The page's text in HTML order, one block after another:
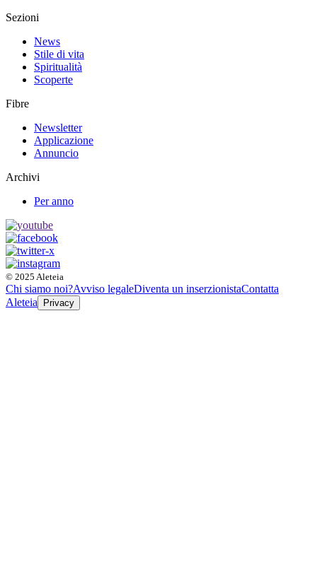
Sezioni
News
Stile di vita
Spiritualità
Scoperte
Fibre
Newsletter
Applicazione
Annuncio
Archivi
Per anno
© 2025 Aleteia
Chi siamo noi?Avviso legaleDiventa un inserzionistaContatta
Aleteia
Privacy